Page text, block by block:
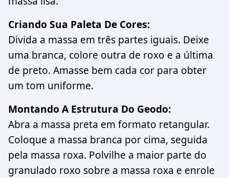
Criando Sua Paleta De Cores:
Divida a massa em três partes iguais. Deixe
uma branca, colore outra de roxo e a última
de preto. Amasse bem cada cor para obter
um tom uniforme.
Montando A Estrutura Do Geodo:
Abra a massa preta em formato retangular.
Coloque a massa branca por cima, seguida
pela massa roxa. Polvilhe a maior parte do
granulado roxo sobre a massa roxa e enrole